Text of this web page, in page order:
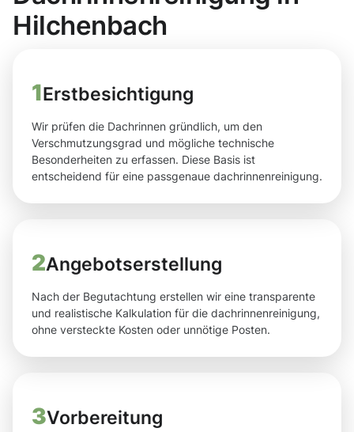
Hilchenbach
1Erstbesichtigung
Wir prüfen die Dachrinnen gründlich, um den
Verschmutzungsgrad und mögliche technische
Besonderheiten zu erfassen. Diese Basis ist
entscheidend für eine passgenaue dachrinnenreinigung.
2Angebotserstellung
Nach der Begutachtung erstellen wir eine transparente
und realistische Kalkulation für die dachrinnenreinigung,
ohne versteckte Kosten oder unnötige Posten.
3Vorbereitung